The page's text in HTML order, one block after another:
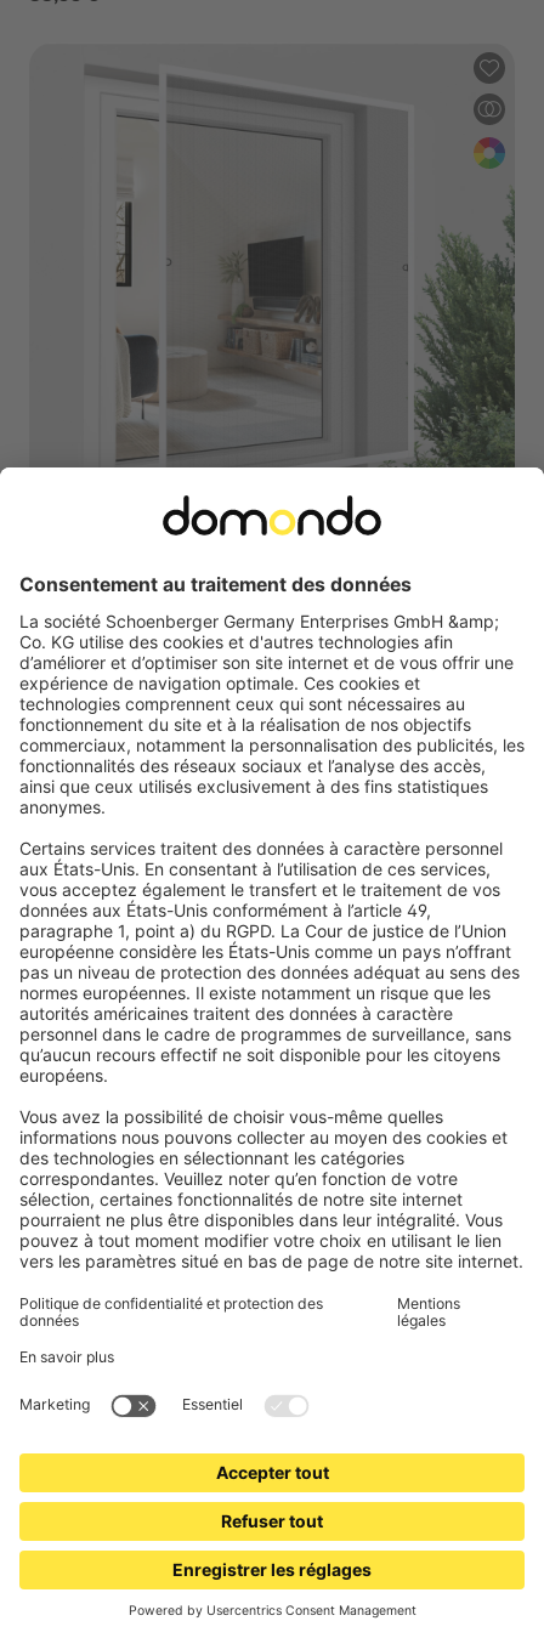
JAROLIFT
Moustiquaire cadre fixe pour fenêtre SlimLine | 100 x
150 cm, blanc
Protection fiable contre les insectes
Profilé en aluminium de haute qualité
39,99 €
JAROLIFT
Protection fiable contre les insectes
Profilé en aluminium de haute qualité